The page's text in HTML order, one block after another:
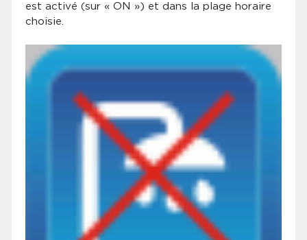
est activé (sur « ON ») et dans la plage horaire
choisie.